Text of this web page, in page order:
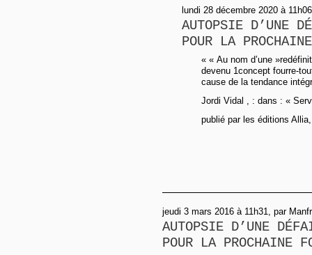
lundi 28 décembre 2020 à
AUTOPSIE D’UNE
POUR LA
« « Au nom d’une
devenu 1concept fourre-
cause de la tendance
Jordi Vidal , : dans : «
publié par les éditions
jeudi 3 mars 2016 à 11h31, par
AUTOPSIE D’UNE
POUR LA PROCHAINE